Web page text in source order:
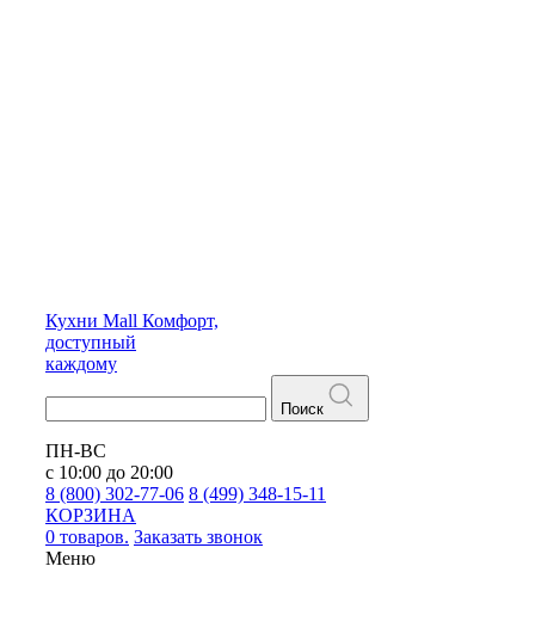
Кухни Mall Комфорт,
доступный
каждому
Поиск
ПН-ВС
с 10:00 до 20:00
8 (800) 302-77-06 8 (499) 348-15-11
КОРЗИНА
0 товаров. Заказать звонок
Меню